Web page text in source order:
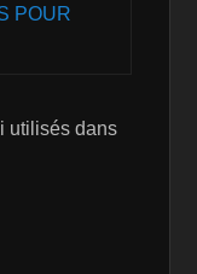
POUR
utilisés dans